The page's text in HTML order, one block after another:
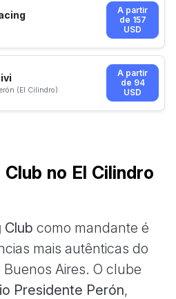
A partir
de 157
USD
(El Cilindro)
A partir
de 94
USD
no El Cilindro
Club como mandante é
mais autênticas do
Aires. O clube
Presidente Perón,